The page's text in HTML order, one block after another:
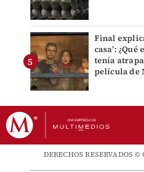
Final
casa’:
tenía
película de
DERECHOS RESERVADOS